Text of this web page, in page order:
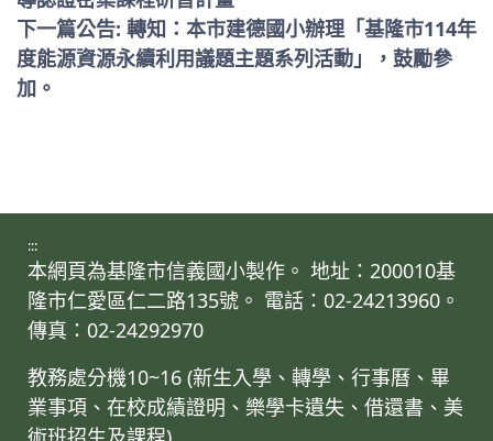
下一篇公告: 轉知：本市建德國小辦理「基隆市114年
度能源資源永續利用議題主題系列活動」，鼓勵參
加。
:::
本網頁為基隆市信義國小製作。 地址：200010基
隆市仁愛區仁二路135號。 電話：02-24213960。
傳真：02-24292970
教務處分機10~16 (新生入學、轉學、行事曆、畢
業事項、在校成績證明、樂學卡遺失、借還書、美